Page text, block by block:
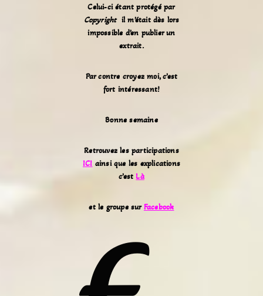
Celui-ci étant protégé par
Copyright il m’était dès lors
impossible d’en publier un
extrait.
Par contre croyez moi, c’est
fort intéressant!
Bonne semaine
Retrouvez les participations
ICI ainsi que les explications
c’estLà
et le groupe surFacebook